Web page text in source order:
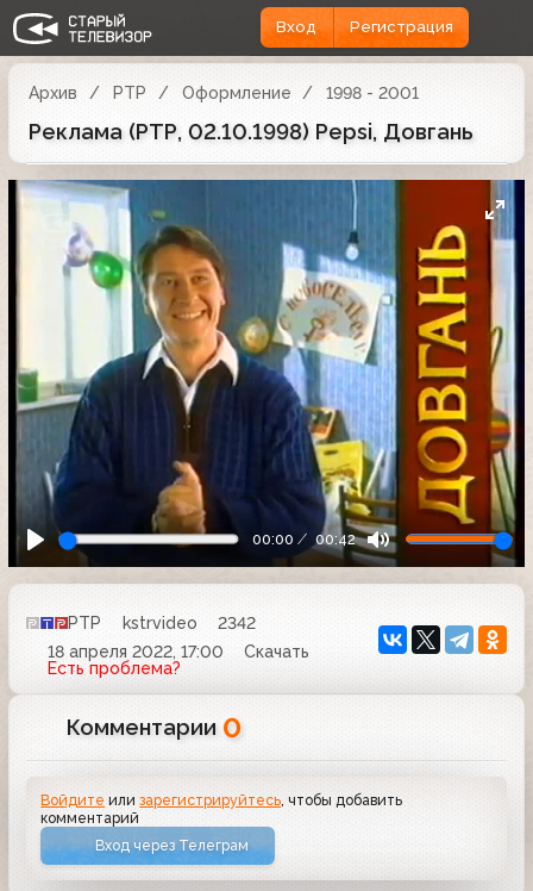
Вход Регистрация
Архив РТР Оформление 1998 - 2001
Реклама (РТР, 02.10.1998) Pepsi, Довгань
00:00 00:42
РТР kstrvideo
2342
18 апреля 2022, 17:00
Скачать
Есть проблема?
Комментарии 0
Войдите илизарегистрируйтесь, чтобы добавить
комментарий
Вход через Телеграм